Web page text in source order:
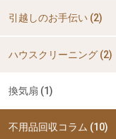
引越しのお手伝い (2)
ハウスクリーニング (2)
換気扇 (1)
不用品回収コラム (10)